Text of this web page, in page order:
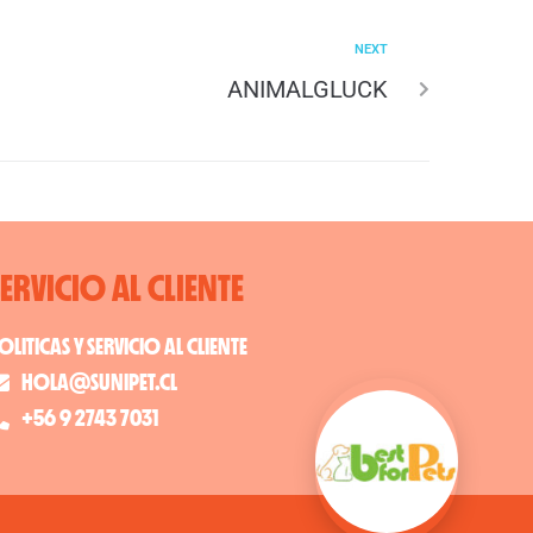
NEXT
ANIMALGLUCK
AL CLIENTE
Y SERVICIO AL CLIENTE
HOLA@SUNIPET.CL
+56 9 2743 7031